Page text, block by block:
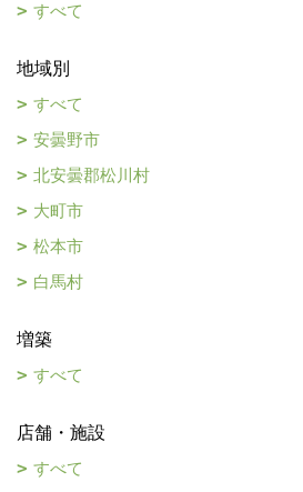
すべて
地域別
すべて
安曇野市
北安曇郡松川村
大町市
松本市
白馬村
増築
すべて
店舗・施設
すべて